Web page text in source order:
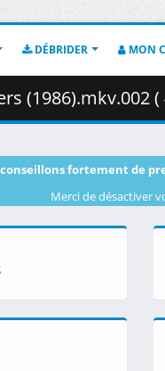
DÉBRIDER MON
(1986).mkv.002 (
conseillons fortement de
Merci de désactiver